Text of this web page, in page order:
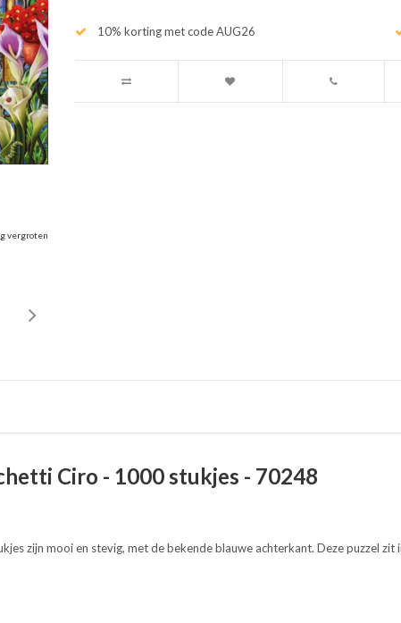
vergroten
10% korting met code AUG26
Ciro - 1000 stukjes - 70248
zijn mooi en stevig, met de bekende blauwe achterkant. Deze puzzel